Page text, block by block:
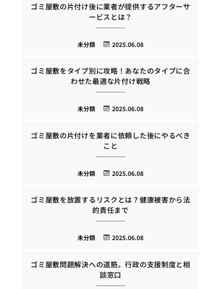
ゴミ屋敷の片付け後に業者が提供するアフターサ
ービスとは？
2025.06.08
未分類
ゴミ屋敷をタイプ別に攻略！あなたのタイプに合
わせた最適な片付け戦略
2025.06.08
未分類
ゴミ屋敷の片付けを業者に依頼した後にやるべき
こと
2025.06.08
未分類
ゴミ屋敷を放置するリスクとは？健康被害から法
的責任まで
2025.06.08
未分類
ゴミ屋敷問題解決への道筋。行政の支援制度と相
談窓口